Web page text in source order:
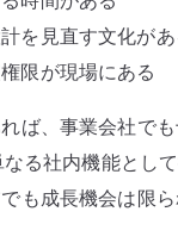
を見直す文化があ
限が現場にある
ば、事業会社で
る社内機能として
も成長機会は限ら